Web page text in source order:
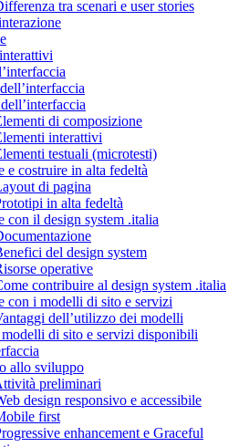
tra scenari e user stories
di composizione
interattivi
testuali (microtesti)
e costruire in alta fedeltà
di pagina
in alta fedeltà
con il design system .italia
del design system
operative
contribuire al design system .italia
con i modelli di sito e servizi
dell’utilizzo dei modelli
di sito e servizi disponibili
allo sviluppo
preliminari
design responsivo e accessibile
first
enhancement e Graceful